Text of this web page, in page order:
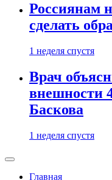
Россиянам
сделать
1 неделя спустя
Врач
внешности
Баскова
1 неделя спустя
Главная